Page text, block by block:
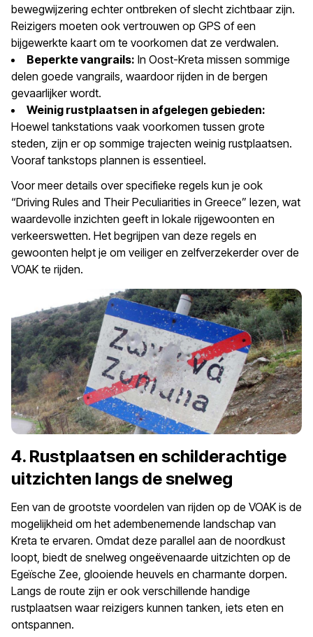
bewegwijzering echter ontbreken of slecht zichtbaar zijn.
Reizigers moeten ook vertrouwen op GPS of een
bijgewerkte kaart om te voorkomen dat ze verdwalen.
Beperkte vangrails: In Oost-Kreta missen sommige
delen goede vangrails, waardoor rijden in de bergen
gevaarlijker wordt.
Weinig rustplaatsen in afgelegen gebieden:
Hoewel tankstations vaak voorkomen tussen grote
steden, zijn er op sommige trajecten weinig rustplaatsen.
Vooraf tankstops plannen is essentieel.
Voor meer details over specifieke regels kun je ook
“Driving Rules and Their Peculiarities in Greece” lezen, wat
waardevolle inzichten geeft in lokale rijgewoonten en
verkeerswetten. Het begrijpen van deze regels en
gewoonten helpt je om veiliger en zelfverzekerder over de
VOAK te rijden.
4. Rustplaatsen en schilderachtige
uitzichten langs de snelweg
Een van de grootste voordelen van rijden op de VOAK is de
mogelijkheid om het adembenemende landschap van
Kreta te ervaren. Omdat deze parallel aan de noordkust
loopt, biedt de snelweg ongeëvenaarde uitzichten op de
Egeïsche Zee, glooiende heuvels en charmante dorpen.
Langs de route zijn er ook verschillende handige
rustplaatsen waar reizigers kunnen tanken, iets eten en
ontspannen.